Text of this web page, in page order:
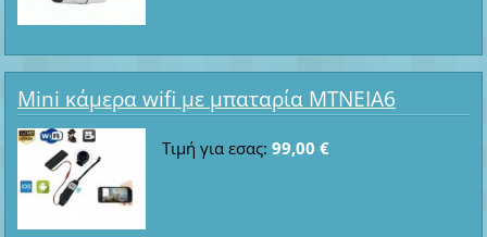
Mini κάμερα wifi με μπαταρία ΜΤΝΕΙΑ6
Τιμή για εσας: 99,00 €